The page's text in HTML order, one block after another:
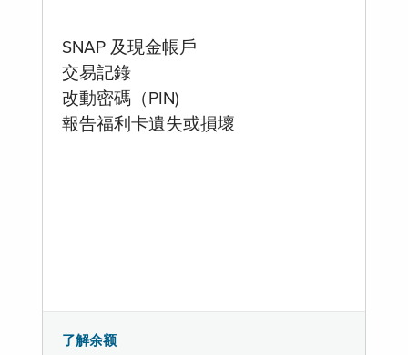
SNAP 及現金帳戶
交易記錄
改動密碼（PIN)
報告福利卡遺失或損壞
了解余额